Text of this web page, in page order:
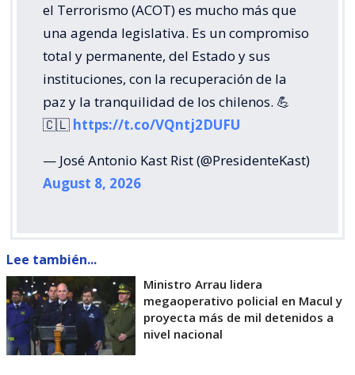
el Terrorismo (ACOT) es mucho más que
una agenda legislativa. Es un compromiso
total y permanente, del Estado y sus
instituciones, con la recuperación de la
paz y la tranquilidad de los chilenos. 💪
🇨🇱 https://t.co/VQntj2DUFU
— José Antonio Kast Rist (@PresidenteKast)
August 8, 2026
Lee también...
Ministro Arrau lidera
megaoperativo policial en Macul y
proyecta más de mil detenidos a
nivel nacional